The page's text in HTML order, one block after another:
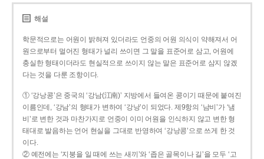
해설
학문적으로는 어원이 밝혀져 있더라도 언중의 어원 의식이 약해져서 어
원으로부터 멀어진 형태가 널리 쓰이면 그 말을 표준어로 삼고, 어원에
충실한 형태이더라도 현실적으로 쓰이지 않는 말은 표준어로 삼지 않겠
다는 것을 다룬 조항이다.
① ‘강낭콩’은 중국의 ‘강남(江南)’ 지방에서 들여온 콩이기 때문에 붙여진
이름인데, ‘강남’의 형태가 변하여 ‘강낭’이 되었다. 제9항의 ‘남비’가 ‘냄
비’로 변한 것과 마찬가지로 언중이 이미 어원을 인식하지 않고 변한 형
태대로 발음하는 언어 현실을 그대로 반영하여 ‘강낭콩’으로 쓰게 한 것
이다.
② 예전에는 ‘지붕을 일 때에 쓰는 새끼’와 ‘좁은 골목이나 길’을 모두 ‘고